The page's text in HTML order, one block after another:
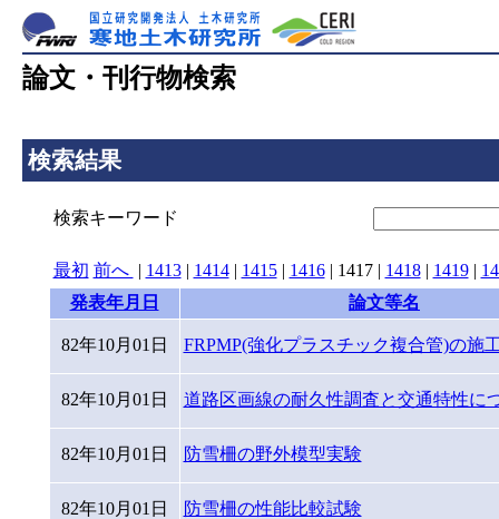
論文・刊行物検索
検索結果
検索キーワード
最初 前へ | 1413| 1414| 1415| 1416| 1417| 1418| 1419|
発表年月日
論文等名
82年10月01日 FRPMP(強化プラスチック複合管)の施
82年10月01日 道路区画線の耐久性調査と交通特性に
82年10月01日 防雪柵の野外模型実験
82年10月01日 防雪柵の性能比較試験